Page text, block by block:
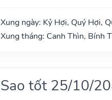
Xung ngày: Kỷ Hợi, Quý Hợi,
Xung tháng: Canh Thìn, Bính
Sao tốt 25/10/